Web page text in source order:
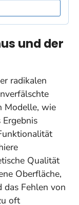
und der
radikalen
Modelle, wie
Qualität
Oberfläche,
das Fehlen von
oft